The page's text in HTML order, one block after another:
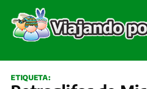
contenido
ETIQUETA: